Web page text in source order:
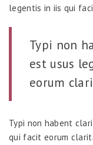
legentis in iis qui
Typi non
est usus
eorum
Typi non habent
qui facit eorum